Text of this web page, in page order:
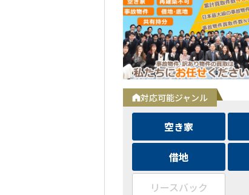
対応可能ジャンル
空き家
借地
リースバック